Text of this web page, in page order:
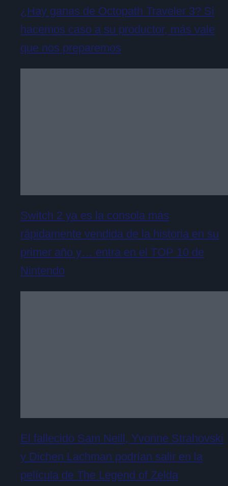
¿Hay ganas de Octopath Traveler 3? Si
hacemos caso a su productor, más vale
que nos preparemos
Switch 2 ya es la consola más
rápidamente vendida de la historia en su
primer año y… entra en el TOP 10 de
Nintendo
El fallecido Sam Neill, Yvonne Strahovski
y Dichen Lachman podrían salir en la
película de The Legend of Zelda